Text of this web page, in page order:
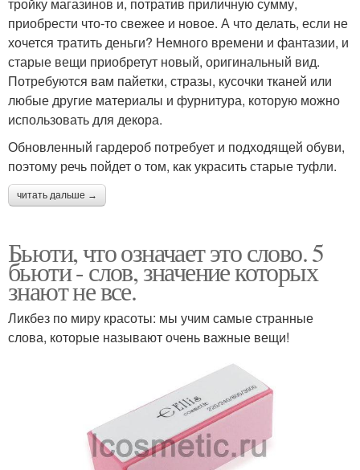
тройку магазинов и, потратив приличную сумму,
приобрести что-то свежее и новое. А что делать, если не
хочется тратить деньги? Немного времени и фантазии, и
старые вещи приобретут новый, оригинальный вид.
Потребуются вам пайетки, стразы, кусочки тканей или
любые другие материалы и фурнитура, которую можно
использовать для декора.
Обновленный гардероб потребует и подходящей обуви,
поэтому речь пойдет о том, как украсить старые туфли.
читать дальше →
Бьюти, что означает это слово. 5
бьюти - слов, значение которых
знают не все.
Ликбез по миру красоты: мы учим самые странные
слова, которые называют очень важные вещи!